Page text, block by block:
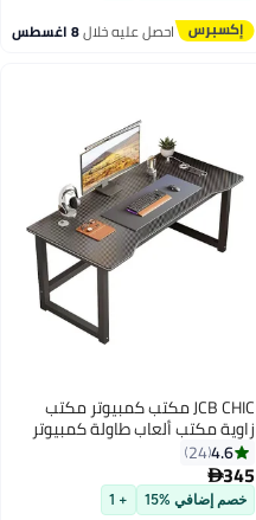
احصل عليه خلال8 اغسطس
JCB CHIC مكتب كمبيوتر مكتب
زاوية مكتب ألعاب طاولة كمبيوتر
مع رف شاشة كبير، طاولة دراسة
سم طاولة ألعاب إلكترونية مريحة
4.6
24
345
خصم إضافي %15 + 1